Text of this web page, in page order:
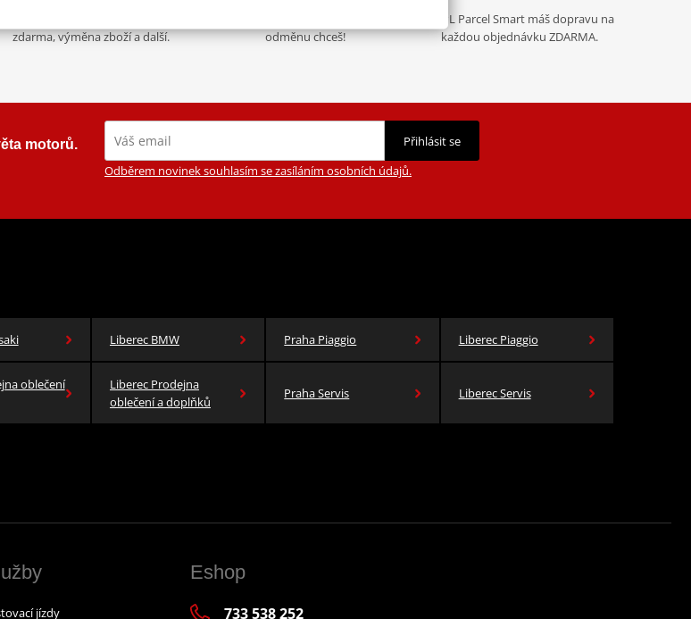
zdarma, výměna zboží a další.
odměnu chceš!
S PPL Parcel Smart máš dopravu na
každou objednávku ZDARMA.
motorů.
Přihlásit se
Odběrem novinek souhlasím se zasíláním osobních údajů.
Liberec BMW Praha Piaggio Liberec Piaggio
oblečení
Liberec Prodejna
oblečení a doplňků
Praha Servis Liberec Servis
jízdy
Eshop
733 538 252